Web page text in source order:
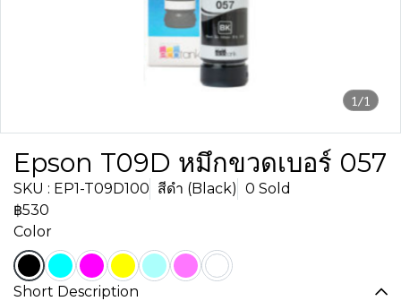
1/1
Epson T09D หมึกขวดเบอร์ 057
SKU : EP1-T09D100 สีดำ (Black) 0 Sold
฿530
Color
Short Description